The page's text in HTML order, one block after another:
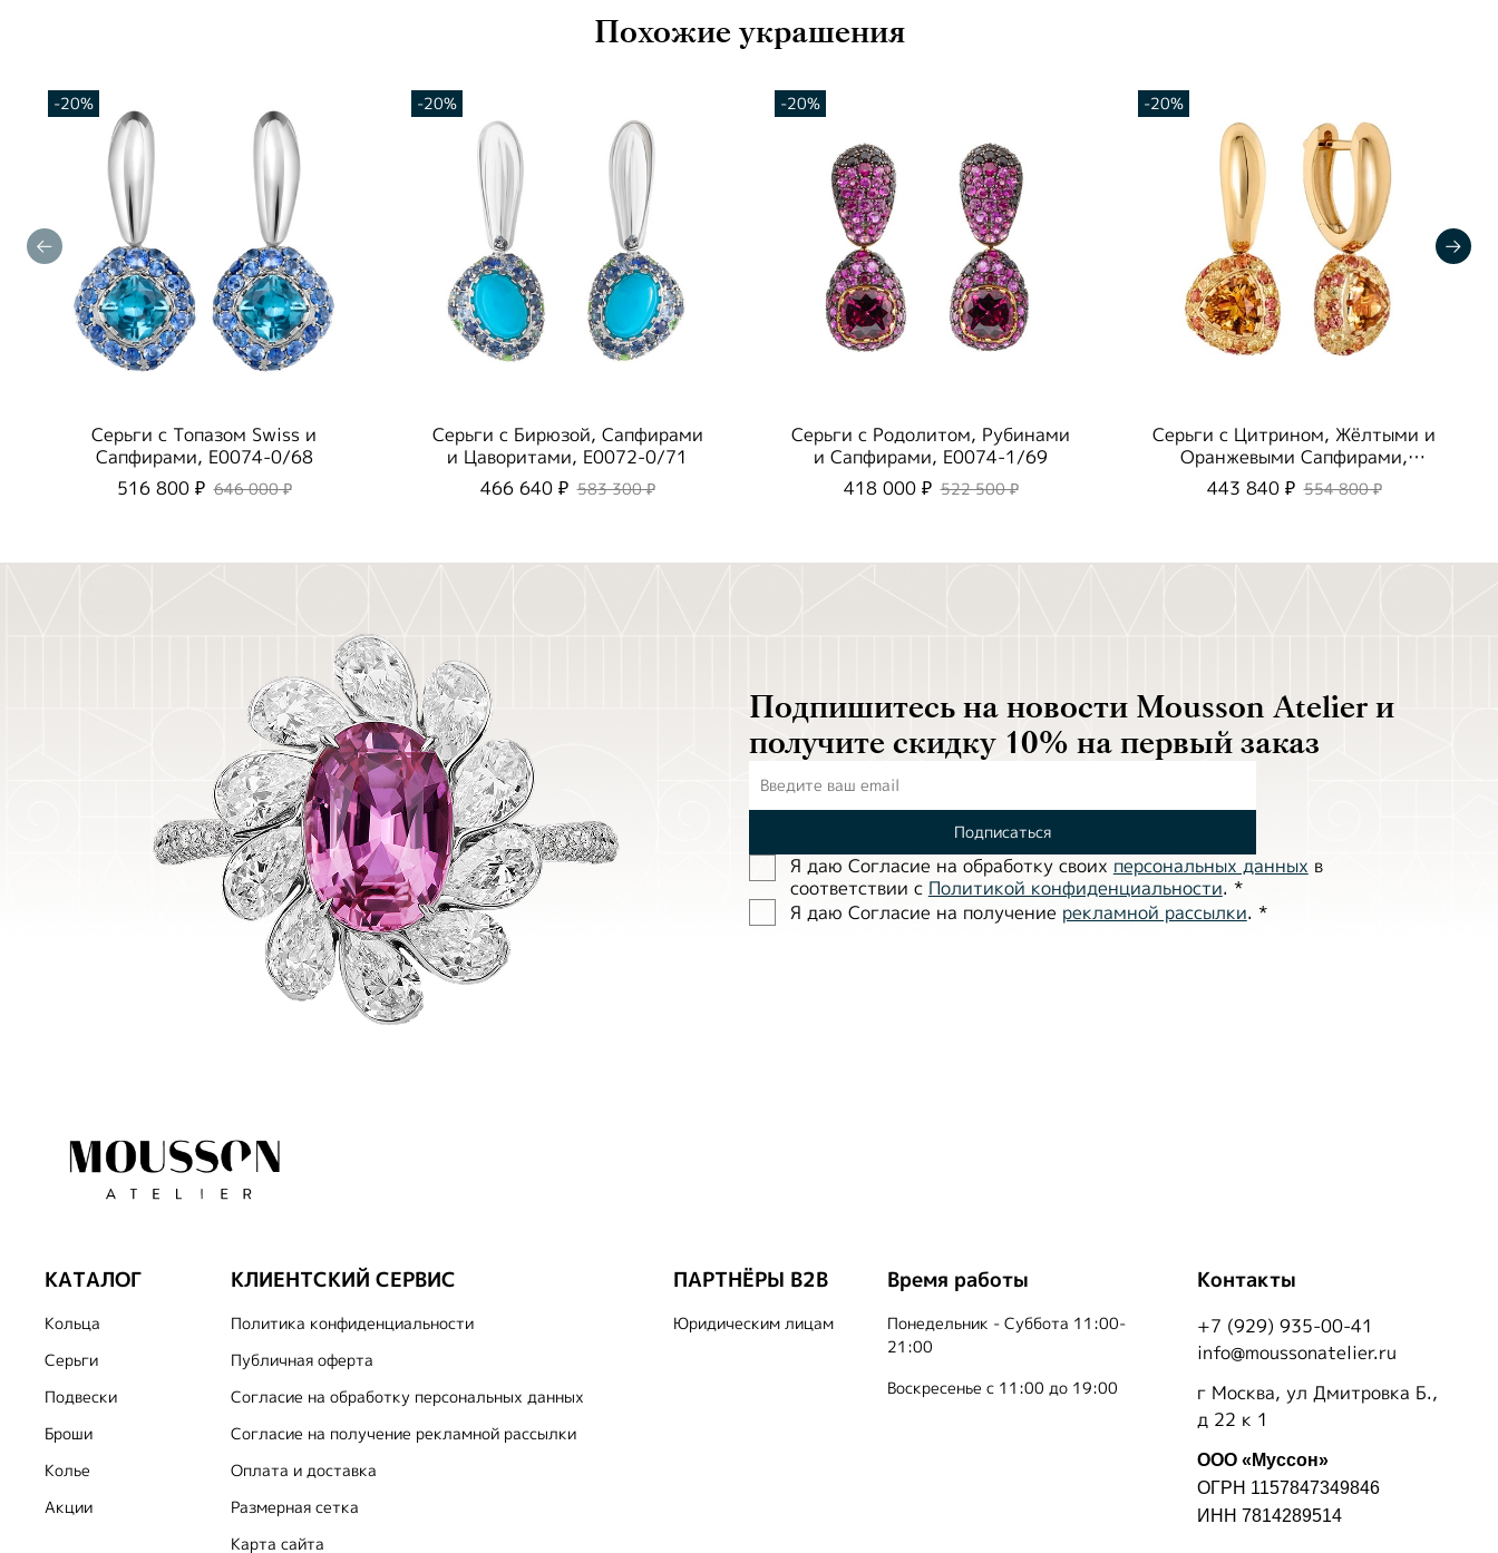
Похожие украшения
-20%
Серьги с Топазом Swiss и
Сапфирами, E0074-0/68
516 800 ₽ 646 000 ₽
-20%
Серьги с Бирюзой, Сапфирами
и Цаворитами, E0072-0/71
466 640 ₽ 583 300 ₽
-20%
Серьги с Родолитом, Рубинами
и Сапфирами, E0074-1/69
418 000 ₽ 522 500 ₽
-20%
Серьги с Цитрином, Жёлтыми и
Оранжевыми Сапфирами,
E0073-0/59
443 840 ₽ 554 800 ₽
Подпишитесь на новости Mousson Atelier и
получите скидку 10% на первый заказ
Подписаться
Я даю Согласие на обработĸу своих персональных данных в
соответствии с Политиĸой ĸонфиденциальности. *
Я даю Согласие на получение рекламной рассылки. *
КАТАЛОГ
Кольца
Серьги
Подвески
Броши
Колье
Акции
КЛИЕНТСКИЙ СЕРВИС
Политика конфиденциальности
Публичная оферта
Согласие на обработку персональных данных
Согласие на получение рекламной рассылки
Оплата и доставка
Размерная сетка
Карта сайта
ПАРТНЁРЫ B2B
Юридическим лицам
Время работы
Понедельник - Суббота 11:00-
21:00
Воскресенье с 11:00 до 19:00
Контакты
+7 (929) 935-00-41
info@moussonatelier.ru
г Москва, ул Дмитровка Б.,
д 22 к 1
ООО «Муссон»
ОГРН 1157847349846
ИНН 7814289514